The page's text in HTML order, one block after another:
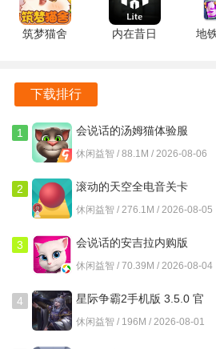
安卓版
筑梦猫舍
内在昔日
地
下载排行
1
会说话的汤姆猫体验服
3.10.0.890 手机版
休闲益智 / 88.1M / 2026-08-06
2
滚动的天空全电音关卡
5.1.3 安卓版
休闲益智 / 276.1M / 2026-08-05
3
会说话的安吉拉内购版
3195 安卓版
休闲益智 / 70.39M / 2026-08-04
4
星际争霸2手机版 3.5.0 官
方版
休闲益智 / 196M / 2026-08-01